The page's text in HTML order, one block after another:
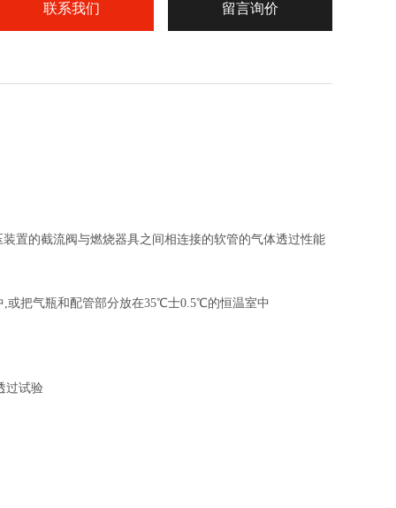
联系我们 留言询价
置的截流阀与燃烧器具之间相连接的软管的气体透过性能
,或把气瓶和配管部分放在35℃士0.5℃的恒温室中
过试验